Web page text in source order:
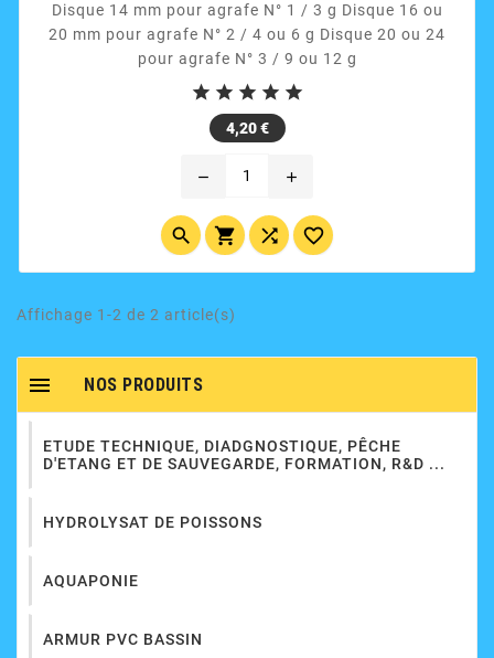
Disque 14 mm pour agrafe N° 1 / 3 g Disque 16 ou
20 mm pour agrafe N° 2 / 4 ou 6 g Disque 20 ou 24
pour agrafe N° 3 / 9 ou 12 g
    
4,20 € Prix
remove add
   
Affichage 1-2 de 2 article(s)
NOS PRODUITS

ETUDE TECHNIQUE, DIADGNOSTIQUE, PÊCHE
D'ETANG ET DE SAUVEGARDE, FORMATION, R&D ...
HYDROLYSAT DE POISSONS
AQUAPONIE
ARMUR PVC BASSIN